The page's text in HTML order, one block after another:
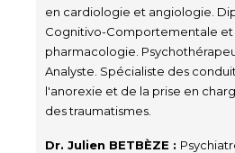
en cardiologie et angiologie.
Cognitivo-Comportementale et
pharmacologie.
Analyste. Spécialiste des
l'anorexie et de la prise en
des traumatismes.
Dr. Julien BETBÈZE :